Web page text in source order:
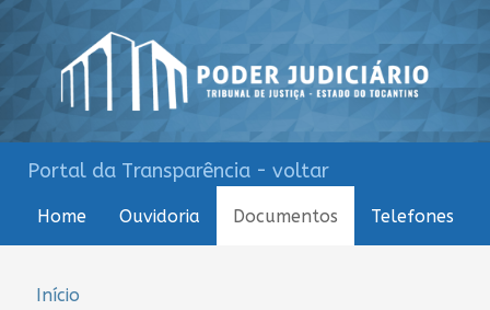
Portal da Transparência - voltar
Home Ouvidoria Documentos Telefones
Início